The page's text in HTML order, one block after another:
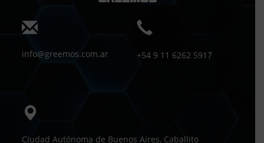
info@greemos.com.ar +54 9 11 6262 5917
Ciudad Autónoma de Buenos Aires, Caballito